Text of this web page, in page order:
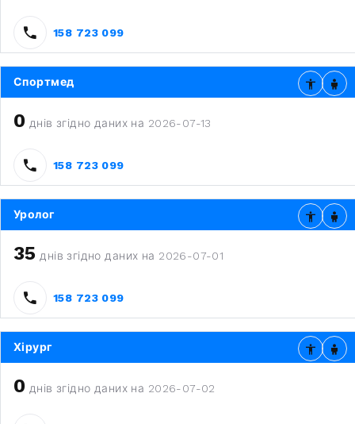
158 723 099
Спортмед
0 днів згідно даних на 2026-07-13
158 723 099
Уролог
35 днів згідно даних на 2026-07-01
158 723 099
Хірург
0 днів згідно даних на 2026-07-02